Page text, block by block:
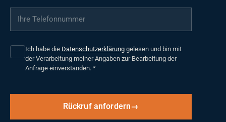
Ihre Telefonnummer
Ich habe die Datenschutzerklärung gelesen und bin mit
der Verarbeitung meiner Angaben zur Bearbeitung der
Anfrage einverstanden. *
Rückruf anfordern